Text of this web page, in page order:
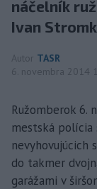
náčelník
Ivan
Autor TASR
6. novembra 2014
Ružomberok 6.
mestská polícia
nevyhovujúcich
do takmer
garážami v